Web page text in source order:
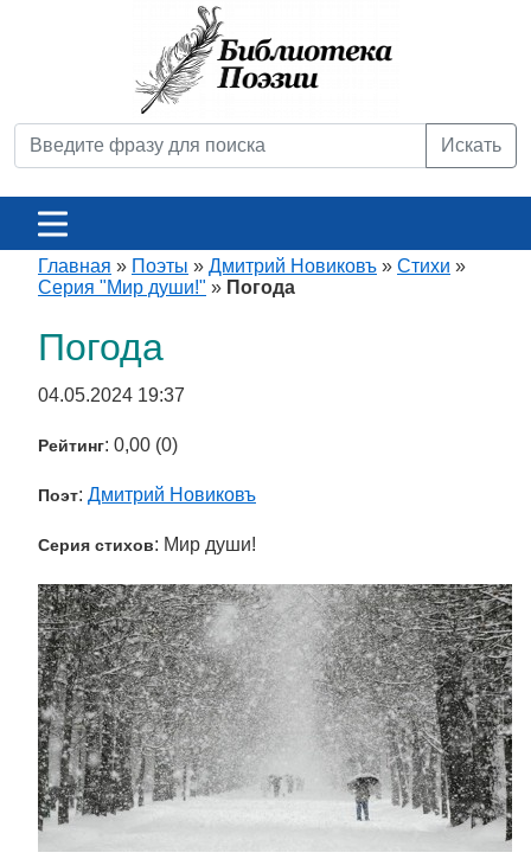
Искать
Главная » Поэты » Дмитрий Новиковъ » Стихи »
Серия "Мир души!" » Погода
Погода
04.05.2024 19:37
Рейтинг: 0,00 (0)
Поэт: Дмитрий Новиковъ
Серия стихов: Мир души!